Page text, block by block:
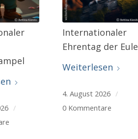
/
Internationaler
Ehrentag der Eule
Weiterlesen
4. August 2026 /
0 Kommentare